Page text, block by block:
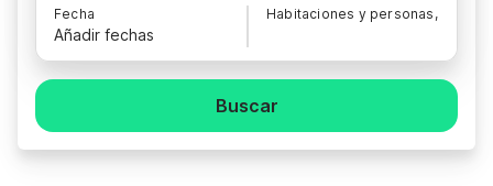
Fecha
Añadir fechas
Habitaciones y personas,
Buscar